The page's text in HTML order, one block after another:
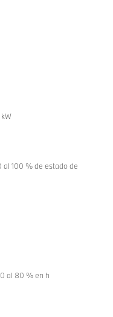
100 % de estado de
al 80 % en h